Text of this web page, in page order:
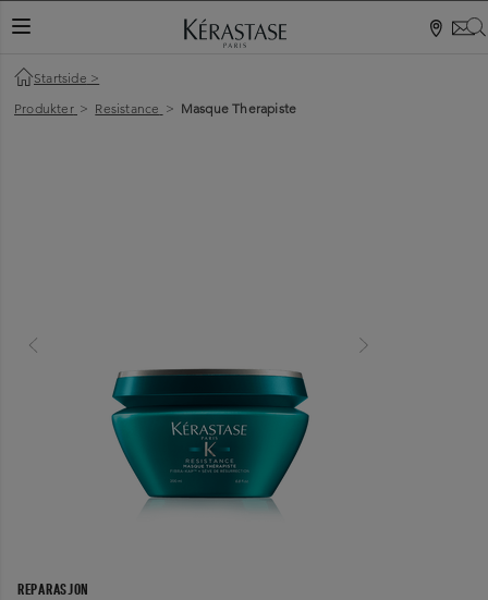
VEKSLINGSNAVIGASJON
Startside >
Produkter > Resistance > Masque Therapiste
REPARASJON